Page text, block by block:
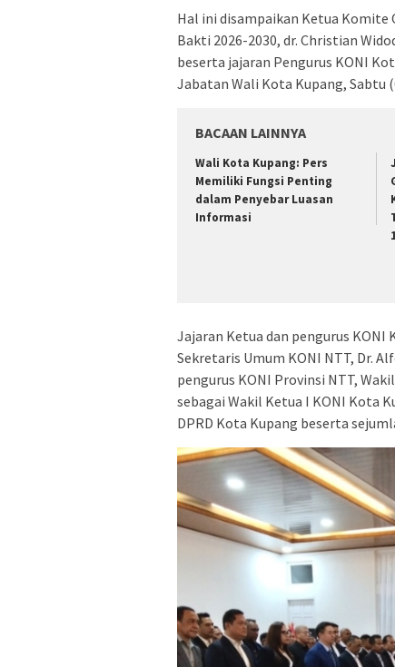
Hal ini disampaikan Ketua Komite
Bakti 2026-2030, dr. Christian
beserta jajaran Pengurus KONI
Jabatan Wali Kota Kupang, Sabtu
BACAAN LAINNYA
Wali Kota Kupang: Pers
Memiliki Fungsi Penting
dalam Penyebar Luasan
Informasi
Jajaran Ketua dan pengurus
Sekretaris Umum KONI NTT, Dr.
pengurus KONI Provinsi NTT,
sebagai Wakil Ketua I KONI Kota
DPRD Kota Kupang beserta